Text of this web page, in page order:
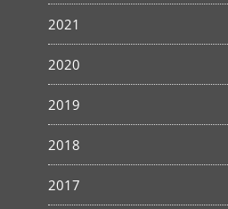
2021
2020
2019
2018
2017